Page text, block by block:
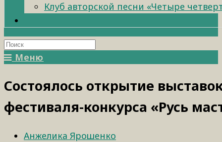
Клуб авторской песни «Четыре
Меню
Состоялось открытие
фестиваля-конкурса «Русь
Анжелика Ярошенко